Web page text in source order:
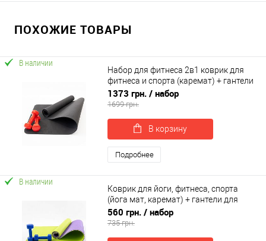
ПОХОЖИЕ ТОВАРЫ
В наличии
Набор для фитнеса 2в1 коврик для
фитнеса и спорта (каремат) + гантели
2шт по 2.5 кг OSPORT Set 17 (n-0048)
1373 грн. / набор
1699 грн.
В корзину
Подробнее
В наличии
Коврик для йоги, фитнеса, спорта
(йога мат, каремат) + гантели для
фитнеса 2шт по 1кг OSPORT Set 76 (n-
0106)
560 грн. / набор
735 грн.